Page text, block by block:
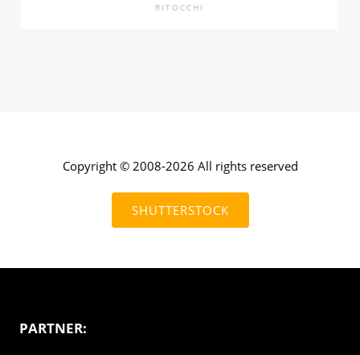
RITOCCHI
Copyright © 2008-2026 All rights reserved
SHUTTERSTOCK
PARTNER: